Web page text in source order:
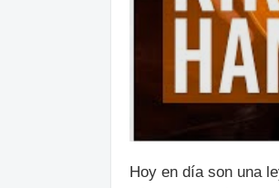
Hoy en día son una